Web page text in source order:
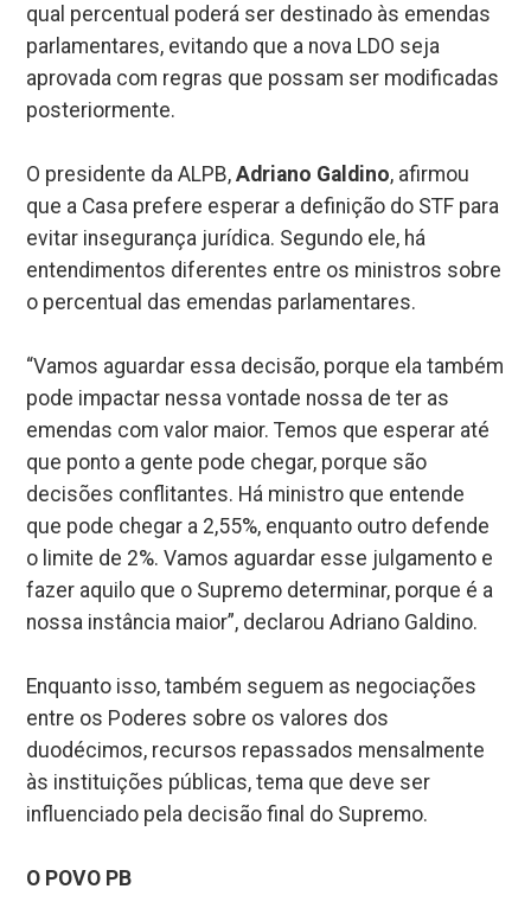
qual percentual poderá ser destinado às emendas
parlamentares, evitando que a nova LDO seja
aprovada com regras que possam ser modificadas
posteriormente.
O presidente da ALPB,Adriano Galdino, afirmou
que a Casa prefere esperar a definição do STF para
evitar insegurança jurídica. Segundo ele, há
entendimentos diferentes entre os ministros sobre
o percentual das emendas parlamentares.
“Vamos aguardar essa decisão, porque ela também
pode impactar nessa vontade nossa de ter as
emendas com valor maior. Temos que esperar até
que ponto a gente pode chegar, porque são
decisões conflitantes. Há ministro que entende
que pode chegar a 2,55%, enquanto outro defende
o limite de 2%. Vamos aguardar esse julgamento e
fazer aquilo que o Supremo determinar, porque é a
nossa instância maior”, declarou Adriano Galdino.
Enquanto isso, também seguem as negociações
entre os Poderes sobre os valores dos
duodécimos, recursos repassados mensalmente
às instituições públicas, tema que deve ser
influenciado pela decisão final do Supremo.
O POVO PB